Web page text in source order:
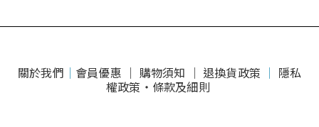
關於我們 會員優惠 ｜ 購物須知 ｜ 退換貨政策
隱私
權政策・條款及細則